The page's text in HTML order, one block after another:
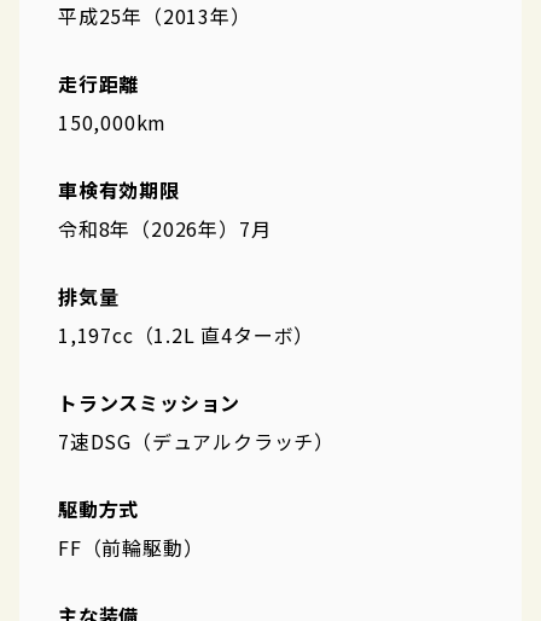
平成25年（2013年）
走行距離
150,000km
車検有効期限
令和8年（2026年）7月
排気量
1,197cc（1.2L 直4ターボ）
トランスミッション
7速DSG（デュアルクラッチ）
駆動方式
FF（前輪駆動）
主な装備